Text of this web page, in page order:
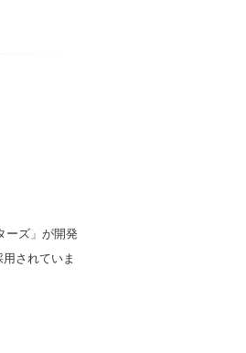
ーズ」が開発
されていま